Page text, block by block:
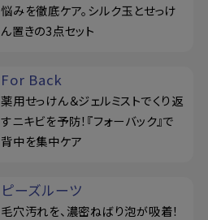
悩みを徹底ケア。シルク玉とせっけ
ん置きの3点セット
For Back
薬用せっけん＆ジェルミストでくり返
すニキビを予防！『フォーバック』で
背中を集中ケア
ピーズルーツ
毛穴汚れを、濃密ねばり泡が吸着！